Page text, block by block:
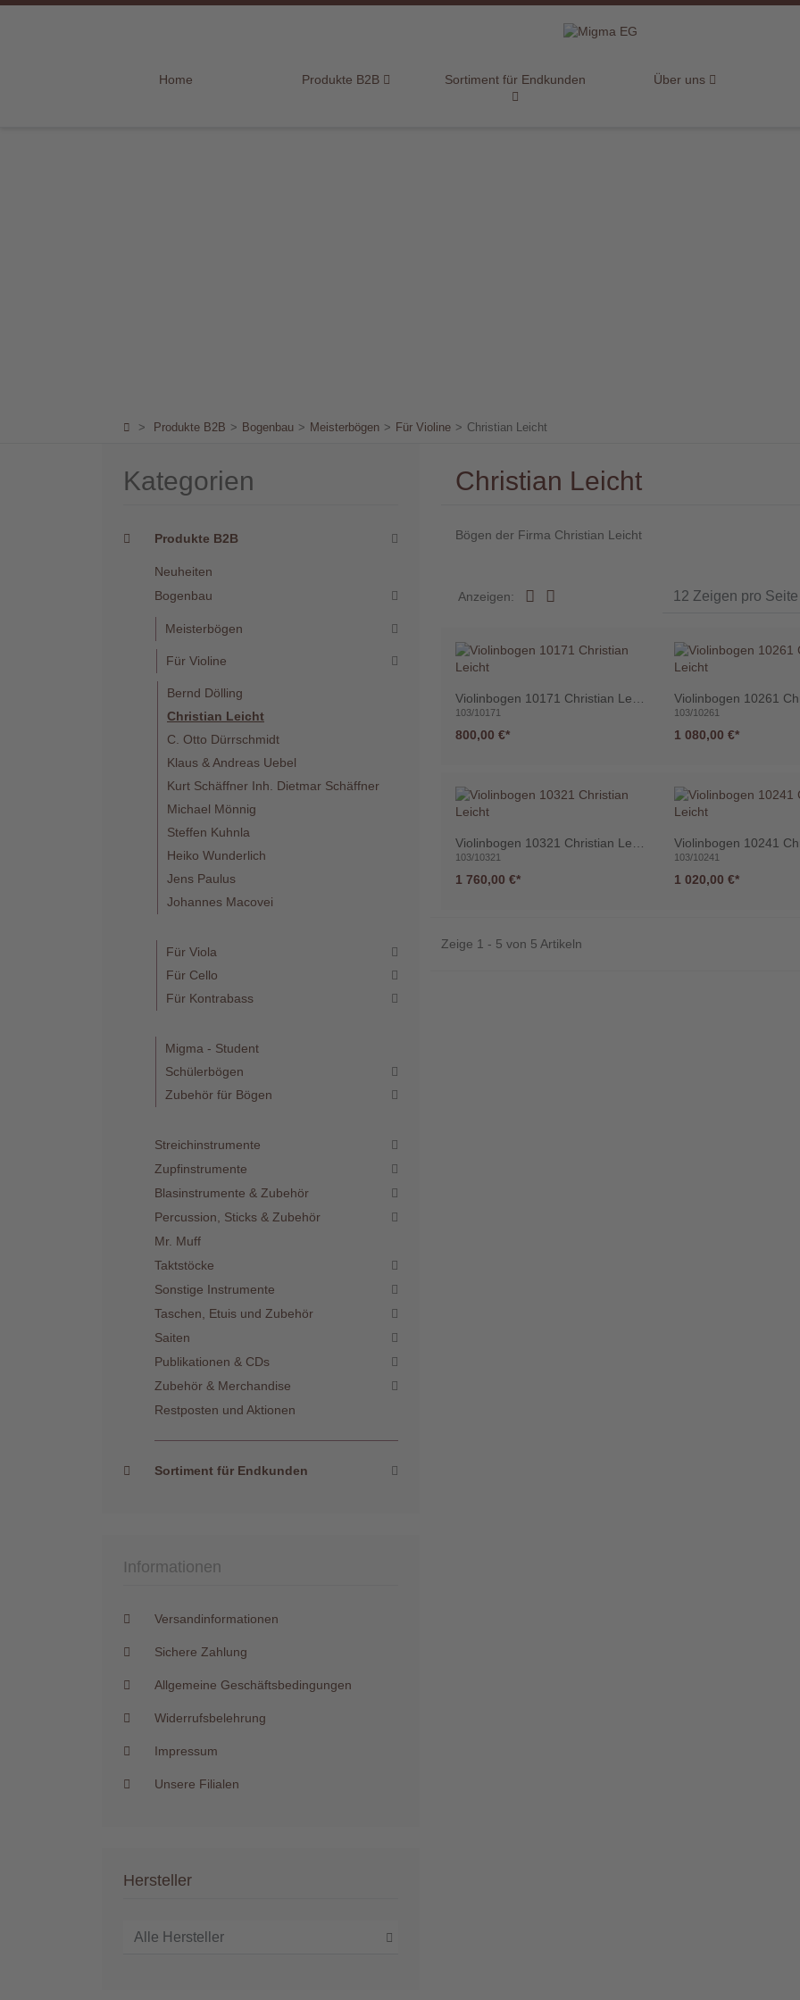
Home Produkte B2B Sortiment für Endkunden Über uns
> Produkte B2B > Bogenbau > Meisterbögen > Für Violine > Christian Leicht
Kategorien
Produkte B2B
Neuheiten
Bogenbau
Meisterbögen
Für Violine
Bernd Dölling
Christian Leicht
C. Otto Dürrschmidt
Klaus & Andreas Uebel
Kurt Schäffner Inh. Dietmar Schäffner
Michael Mönnig
Steffen Kuhnla
Heiko Wunderlich
Jens Paulus
Johannes Macovei
Für Viola
Für Cello
Für Kontrabass
Migma - Student
Schülerbögen
Zubehör für Bögen
Streichinstrumente
Zupfinstrumente
Blasinstrumente & Zubehör
Percussion, Sticks & Zubehör
Mr. Muff
Taktstöcke
Sonstige Instrumente
Taschen, Etuis und Zubehör
Saiten
Publikationen & CDs
Zubehör & Merchandise
Restposten und Aktionen
Sortiment für Endkunden
Informationen
Versandinformationen
Sichere Zahlung
Allgemeine Geschäftsbedingungen
Widerrufsbelehrung
Impressum
Unsere Filialen
Hersteller
Christian Leicht
Bögen der Firma Christian Leicht
Anzeigen:
103/10171
800,00 €
103/10261
1 080,00 €
103/10321
1 760,00 €
103/10241
1 020,00 €
Zeige 1 - 5 von 5 Artikeln